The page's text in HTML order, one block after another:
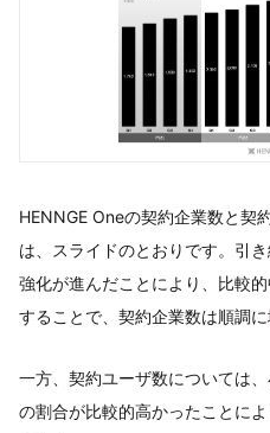
HENNGE Oneの契約企業数と契
は、スライドのとおりです。引
強化が進んだことにより、比較
することで、契約企業数は順調に
一方、契約ユーザ数については
の割合が比較的高かったことに